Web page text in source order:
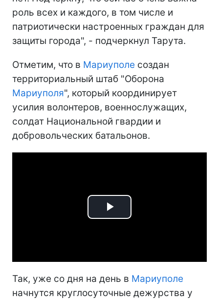
роль всех и каждого, в том числе и
патриотически настроенных граждан для
защиты города", - подчеркнул Тарута.
Отметим, что в Мариуполе создан
территориальный штаб "Оборона
Мариуполя", который координирует
усилия волонтеров, военнослужащих,
солдат Национальной гвардии и
добровольческих батальонов.
Play
Так, уже со дня на день в Мариуполе
начнутся круглосуточные дежурства у